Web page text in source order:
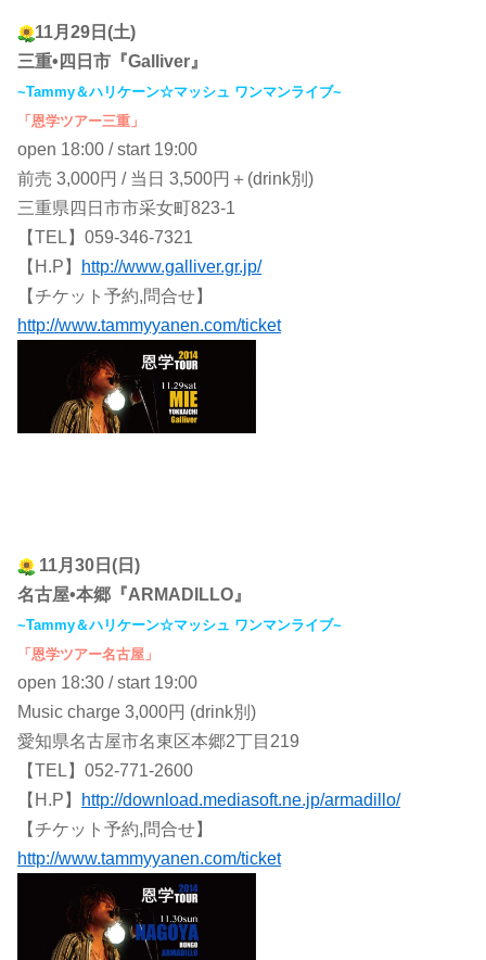
11月29日(土)
三重•四日市『Galliver』
~Tammy＆ハリケーン☆マッシュ ワンマンライブ~
「恩学ツアー三重」
open 18:00 / start 19:00
前売 3,000円 / 当日 3,500円＋(drink別)
三重県四日市市采女町823-1
【TEL】059-346-7321
【H.P】
http://www.galliver.gr.jp/
【チケット予約,問合せ】
http://www.tammyyanen.com/ticket
11月30日(日)
名古屋•本郷『ARMADILLO』
~Tammy＆ハリケーン☆マッシュ ワンマンライブ~
「恩学ツアー名古屋」
open 18:30 / start 19:00
Music charge 3,000円 (drink別)
愛知県名古屋市名東区本郷2丁目219
【TEL】052-771-2600
【H.P】
http://download.mediasoft.ne.jp/armadillo/
【チケット予約,問合せ】
http://www.tammyyanen.com/ticket